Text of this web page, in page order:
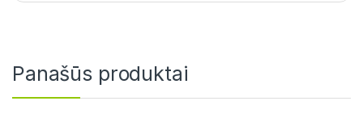
Panašūs produktai